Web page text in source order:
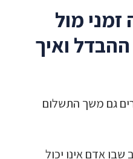
זמני מול
ואיך
גם משך התשלום
אדם אינו יכול